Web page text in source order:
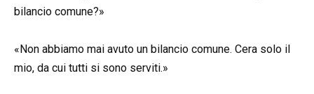
bilancio comune?»
«Non abbiamo mai avuto un bilancio comune. Cera solo il
mio, da cui tutti si sono serviti.»